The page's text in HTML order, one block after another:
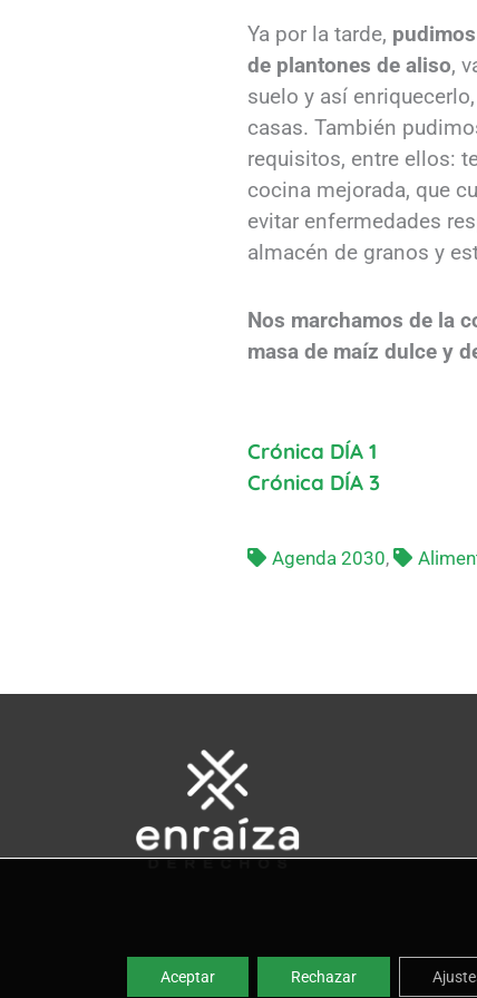
Ya por la tarde,
de plantones de aliso,
suelo y así
casas. También
requisitos, entre ellos:
cocina mejorada, que
evitar enfermedades
almacén de granos y
Nos marchamos de la
masa de maíz dulce y
Crónica DÍA 1
Crónica DÍA 3
Agenda 2030,
Aceptar Rechazar